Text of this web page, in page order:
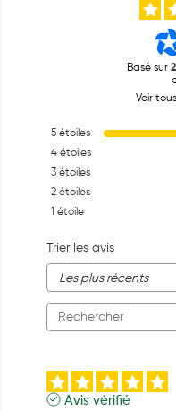
Basé sur 2
Voir
5 étoiles
4 étoiles
3 étoiles
2 étoiles
1 étoile
Trier les avis
Avis vérifié